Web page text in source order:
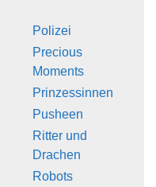
Polizei
Precious
Moments
Prinzessinnen
Pusheen
Ritter und
Drachen
Robots